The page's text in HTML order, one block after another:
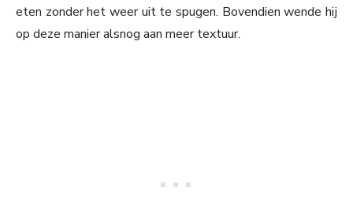
eten zonder het weer uit te spugen. Bovendien wende hij
op deze manier alsnog aan meer textuur.